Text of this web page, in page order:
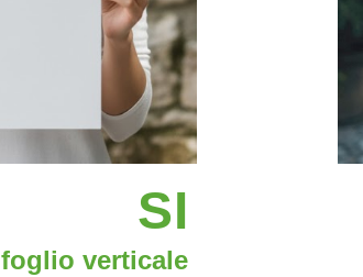
SI
foglio verticale